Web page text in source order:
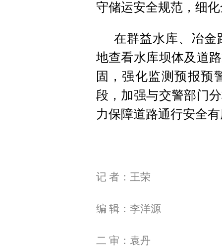
守储运安全规范，细
在群益水库、冶金
地查看水库坝体及道
固，强化监测预报预
段，加强与交警部门
力保障道路通行安全
记 者：王荣
编 辑：李洋源
二 审：袁丹